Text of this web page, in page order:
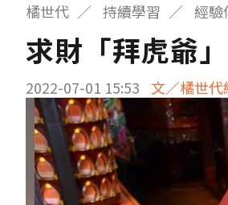
橘世代 持續學習 經驗
求財「拜虎爺
2022-07-01 15:53 文／橘世代